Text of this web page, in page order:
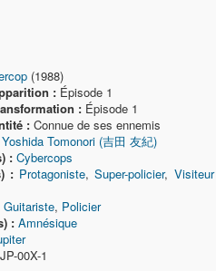
(1988)
:Épisode 1
:Épisode 1
:Connue de ses ennemis
Yoshida Tomonori (吉田 友紀)
: Cybercops
: Protagoniste,Super-policier, Visiteur
Guitariste, Policier
: Amnésique
00X-1